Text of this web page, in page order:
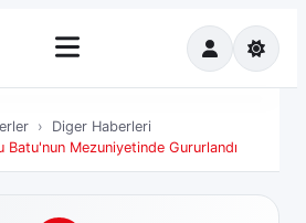
Diger Haberleri
Batu'nun Mezuniyetinde Gururlandı